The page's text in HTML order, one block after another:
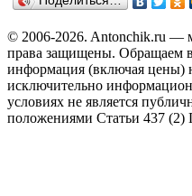
© 2006-2026. Antonchik.ru —
права защищены. Обращаем
информация (включая цены)
исключительно
условиях не является
положениями Статьи 437 (2)